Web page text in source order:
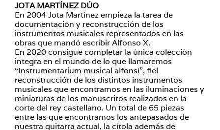
JOTA MARTÍNEZ DÚO
En 2004 Jota Martínez empieza la tarea de
documentación y reconstrucción de los
instrumentos musicales representados en las
obras que mandó escribir Alfonso X.
En 2020 consigue completar la única colección
integra en el mundo de lo que llamaremos
“Instrumentarium musical alfonsí”, fiel
reconstrucción de los distintos instrumentos
musicales que encontramos en las iluminaciones y
miniaturas de los manuscritos realizados en la
corte del rey castellano. Un total de 65 piezas
entre las que encontramos los antepasados de
nuestra guitarra actual, la cítola además de